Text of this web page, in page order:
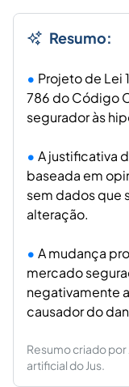
Resumo:
Projeto de Lei
786 do Código
segurador às
A justificativa
baseada em
sem dados que
alteração.
A mudança
mercado
negativamente
causador do
Resumo criado por
artificial do Jus.